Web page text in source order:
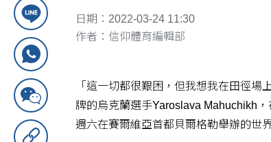
日期：2022-03-24 11:30
作者：信仰體育編輯部
「這一切都很艱困，但我想我在田徑
牌的烏克蘭選手Yaroslava Mahuchikh
週六在賽爾維亞首都貝爾格勒舉辦的世